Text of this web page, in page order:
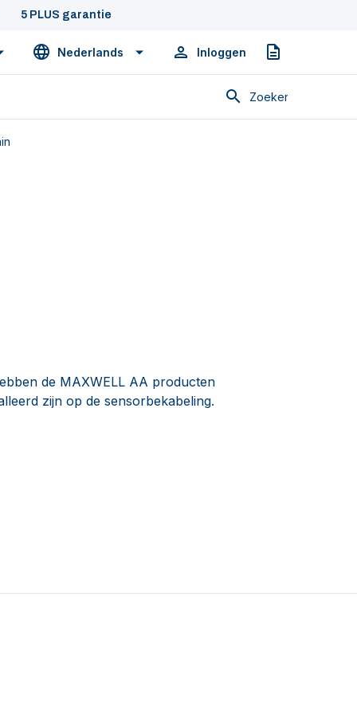
5 PLUS garantie
Nederlands Inloggen Offerte
Zoeken
de MAXWELL AA producten
zijn op de sensorbekabeling.